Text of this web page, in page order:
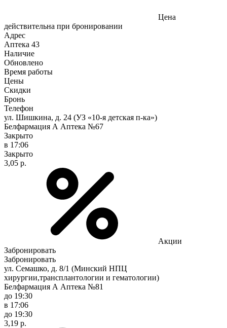
Цена
действительна при бронировании
Адрес
Аптека 43
Наличие
Обновлено
Время работы
Цены
Скидки
Бронь
Телефон
ул. Шишкина, д. 24 (УЗ «10-я детская п-ка»)
Белфармация А Аптека №67
Закрыто
в 17:06
Закрыто
3,05 р.
Акции
Забронировать
Забронировать
ул. Семашко, д. 8/1 (Минский НПЦ
хирургии,трансплантологии и гематологии)
Белфармация А Аптека №81
до 19:30
в 17:06
до 19:30
3,19 р.